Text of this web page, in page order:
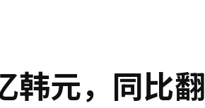
韩元，同比翻